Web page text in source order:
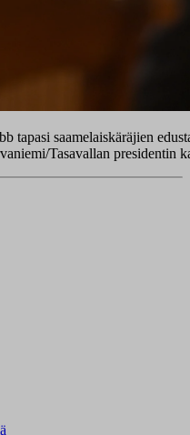
tapasi saamelaiskäräjien
Tasavallan presidentin